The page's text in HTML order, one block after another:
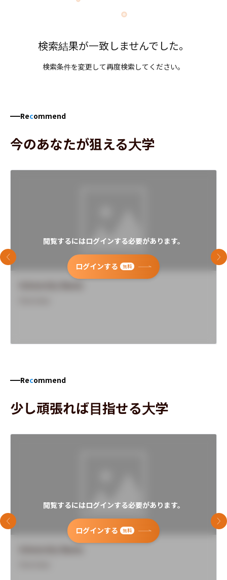
検索結果が一致しませんでした。
検索条件を変更して再度検索してください。
Recommend
今のあなたが狙える大学
閲覧するにはログインする必要があります。
ログインする 無料
前のスライド 次
Recommend
少し頑張れば目指せる大学
閲覧するにはログインする必要があります。
ログインする 無料
前のスライド 次